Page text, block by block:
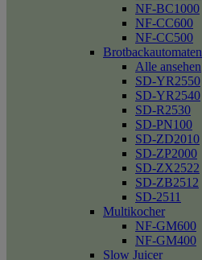
NF-BC1000
NF-CC600
NF-CC500
Brotbackautomaten
Alle ansehen
SD-YR2550
SD-YR2540
SD-R2530
SD-PN100
SD-ZD2010
SD-ZP2000
SD-ZX2522
SD-ZB2512
SD-2511
Multikocher
NF-GM600
NF-GM400
Slow Juicer